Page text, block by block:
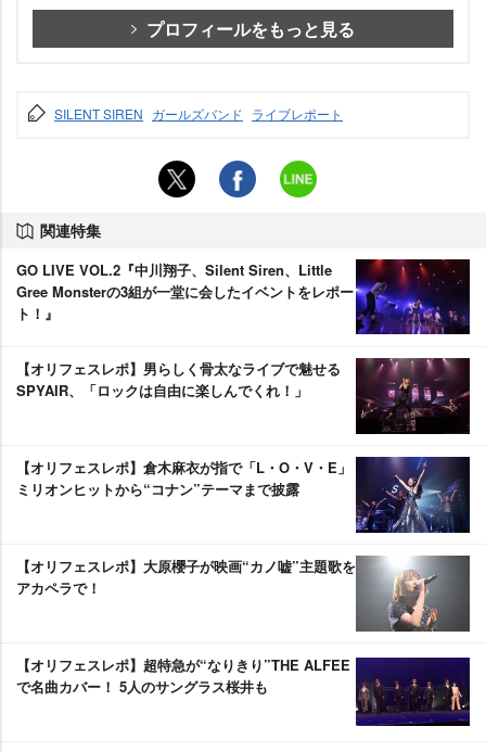
プロフィールをもっと見る
SILENT SIREN ガールズバンド ライブレポート
関連特集
GO LIVE VOL.2『中川翔子、Silent Siren、Little
Gree Monsterの3組が一堂に会したイベントをレポー
ト！』
【オリフェスレポ】男らしく骨太なライブで魅せる
SPYAIR、「ロックは自由に楽しんでくれ！」
【オリフェスレポ】倉木麻衣が指で「L・O・V・E」
ミリオンヒットから“コナン”テーマまで披露
【オリフェスレポ】大原櫻子が映画“カノ嘘”主題歌を
アカペラで！
【オリフェスレポ】超特急が“なりきり”THE ALFEE
で名曲カバー！ 5人のサングラス桜井も